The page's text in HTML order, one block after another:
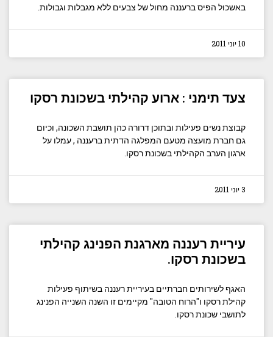
באשכול הפיס ברעננה מחול של צבעים ללא מגבלות וגבולות.
10 יוני 2011
צעד תימני : ארוע קהילתי בשכונת רסקו
קבוצת נשים פעילות ובתוכן דרורה כהן תושבת השכונה, וכיום
גם חברת מועצה מטעם המפלגה הדתית ברעננה , עמלו על
ארגון הערב הקהילתי בשכונת רסקו.
3 יוני 2011
עיריית רעננה מארגנת הפנינג קהילתי
בשכונת רסקו.
האגף לשירותים חברתיים בעיריית רעננה בשיתוף פעילות
קהילת רסקו ו"הרוח הטובה" מקיימים זו השנה השנייה הפנינג
לתושבי שכונת רסקו.